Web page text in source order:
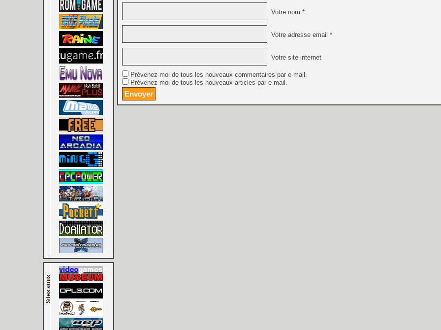
[LS] [Switch] NSZ 5.0.0
[GK] No More Room in
Votre nom *
Votre adresse email *
Votre site internet
Prévenez-moi de tous les nouveaux commentaires par e-mail.
Prévenez-moi de tous les nouveaux articles par e-mail.